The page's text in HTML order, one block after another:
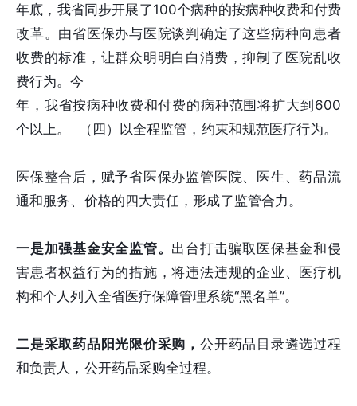
年底，我省同步开展了100个病种的按病种收费和付费
改革。由省医保办与医院谈判确定了这些病种向患者
收费的标准，让群众明明白白消费，抑制了医院乱收
费行为。今
年，我省按病种收费和付费的病种范围将扩大到600
个以上。 （四）以全程监管，约束和规范医疗行为。
医保整合后，赋予省医保办监管医院、医生、药品流
通和服务、价格的四大责任，形成了监管合力。
一是加强基金安全监管。 出台打击骗取医保基金和侵
害患者权益行为的措施，将违法违规的企业、医疗机
构和个人列入全省医疗保障管理系统“黑名单”。
二是采取药品阳光限价采购， 公开药品目录遴选过程
和负责人，公开药品采购全过程。